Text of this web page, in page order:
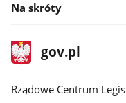
Na skróty
stopka
gov.plStrona
gov.pl
Rządowe Centrum